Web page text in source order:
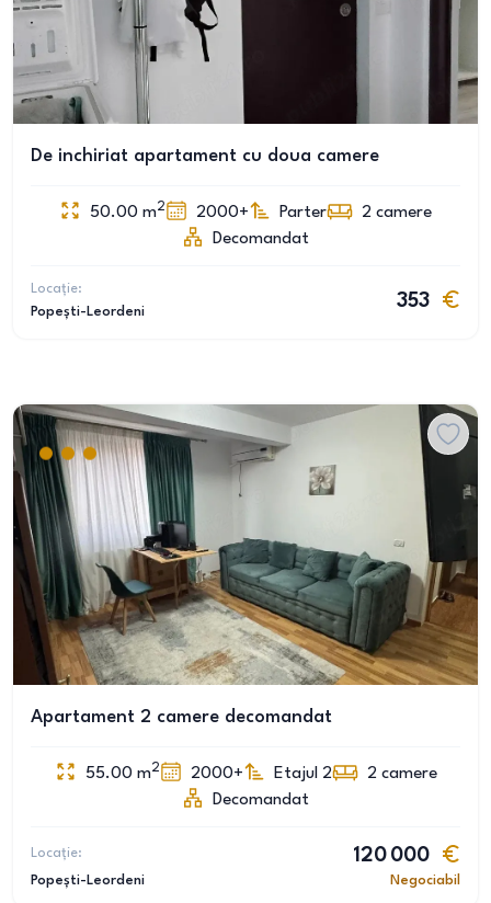
De inchiriat apartament cu doua camere
50.00 m2 2000+ Parter 2 camere
Decomandat
Locație:
Popești-Leordeni
353
Apartament 2 camere decomandat
55.00 m2 2000+ Etajul 2 2 camere
Decomandat
Locație:
Popești-Leordeni
120 000
Negociabil